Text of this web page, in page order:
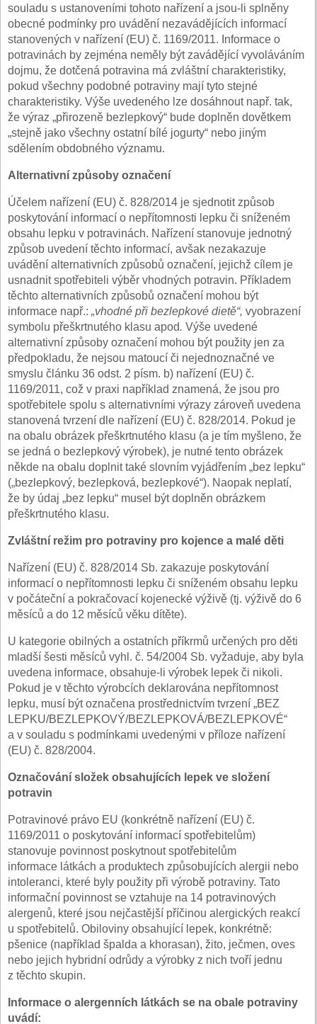
souladu s ustanoveními tohoto nařízení a jsou-li splněny
obecné podmínky pro uvádění nezavádějících informací
stanovených v nařízení (EU) č. 1169/2011. Informace o
potravinách by zejména neměly být zavádějící vyvoláváním
dojmu, že dotčená potravina má zvláštní charakteristiky,
pokud všechny podobné potraviny mají tyto stejné
charakteristiky. Výše uvedeného lze dosáhnout např. tak,
že výraz „přirozeně bezlepkový“ bude doplněn dovětkem
„stejně jako všechny ostatní bílé jogurty“ nebo jiným
sdělením obdobného významu.
Alternativní způsoby označení
Účelem nařízení (EU) č. 828/2014 je sjednotit způsob
poskytování informací o nepřítomnosti lepku či sníženém
obsahu lepku v potravinách. Nařízení stanovuje jednotný
způsob uvedení těchto informací, avšak nezakazuje
uvádění alternativních způsobů označení, jejichž cílem je
usnadnit spotřebiteli výběr vhodných potravin. Příkladem
těchto alternativních způsobů označení mohou být
informace např.: „vhodné při bezlepkové dietě“, vyobrazení
symbolu přeškrtnutého klasu apod. Výše uvedené
alternativní způsoby označení mohou být použity jen za
předpokladu, že nejsou matoucí či nejednoznačné ve
smyslu článku 36 odst. 2 písm. b) nařízení (EU) č.
1169/2011, což v praxi například znamená, že jsou pro
spotřebitele spolu s alternativními výrazy zároveň uvedena
stanovená tvrzení dle nařízení (EU) č. 828/2014. Pokud je
na obalu obrázek přeškrtnutého klasu (a je tím myšleno, že
se jedná o bezlepkový výrobek), je nutné tento obrázek
někde na obalu doplnit také slovním vyjádřením „bez lepku“
(„bezlepkový, bezlepková, bezlepkové“). Naopak neplatí,
že by údaj „bez lepku“ musel být doplněn obrázkem
přeškrtnutého klasu.
Zvláštní režim pro potraviny pro kojence a malé děti
Nařízení (EU) č. 828/2014 Sb. zakazuje poskytování
informací o nepřítomnosti lepku či sníženém obsahu lepku
v počáteční a pokračovací kojenecké výživě (tj. výživě do 6
měsíců a do 12 měsíců věku dítěte).
U kategorie obilných a ostatních příkrmů určených pro děti
mladší šesti měsíců vyhl. č. 54/2004 Sb. vyžaduje, aby byla
uvedena informace, obsahuje-li výrobek lepek či nikoli.
Pokud je v těchto výrobcích deklarována nepřítomnost
lepku, musí být označena prostřednictvím tvrzení „BEZ
LEPKU/BEZLEPKOVÝ/BEZLEPKOVÁ/BEZLEPKOVÉ“
a v souladu s podmínkami uvedenými v příloze nařízení
(EU) č. 828/2004.
Označování složek obsahujících lepek ve složení
potravin
Potravinové právo EU (konkrétně nařízení (EU) č.
1169/2011 o poskytování informací spotřebitelům)
stanovuje povinnost poskytnout spotřebitelům
informace látkách a produktech způsobujících alergii nebo
intoleranci, které byly použity při výrobě potraviny. Tato
informační povinnost se vztahuje na 14 potravinových
alergenů, které jsou nejčastější příčinou alergických reakcí
u spotřebitelů. Obiloviny obsahující lepek, konkrétně:
pšenice (například špalda a khorasan), žito, ječmen, oves
nebo jejich hybridní odrůdy a výrobky z nich tvoří jednu
z těchto skupin.
Informace o alergenních látkách se na obale potraviny
uvádí: